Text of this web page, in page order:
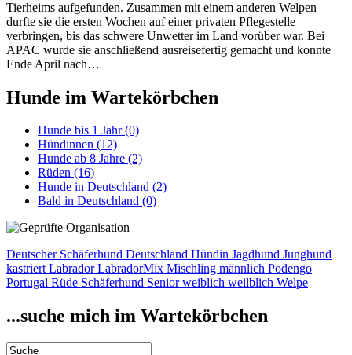
Tierheims aufgefunden. Zusammen mit einem anderen Welpen
durfte sie die ersten Wochen auf einer privaten Pflegestelle
verbringen, bis das schwere Unwetter im Land vorüber war. Bei
APAC wurde sie anschließend ausreisefertig gemacht und konnte
Ende April nach…
Hunde im Wartekörbchen
Hunde bis 1 Jahr(0)
Hündinnen (12)
Hunde ab 8 Jahre (2)
Rüden (16)
Hunde in Deutschland (2)
Bald in Deutschland (0)
Deutscher Schäferhund Deutschland Hündin Jagdhund Junghund
kastriertLabradorLabradorMix Mischling männlich Podengo
Portugal Rüde Schäferhund Seniorweiblich weilblich Welpe
...suche mich im Wartekörbchen